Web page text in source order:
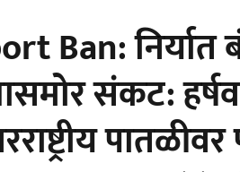
Ban:
संकट: